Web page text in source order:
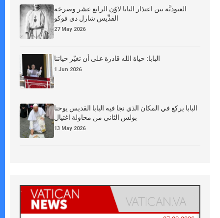
العبوديَّة بين اعتذار البابا لاوُن الرابع عشر وصرخة
القدِّيس شارل دي فوكو
27 May 2026
البابا: حياة الله قادرة على أن تغيّر حياتنا
1 Jun 2026
البابا يركع في المكان الذي نجا فيه البابا القديس يوحنا
بولس الثاني من محاولة اغتيال
13 May 2026